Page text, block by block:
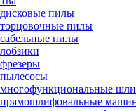
пилы
пилы
пилы